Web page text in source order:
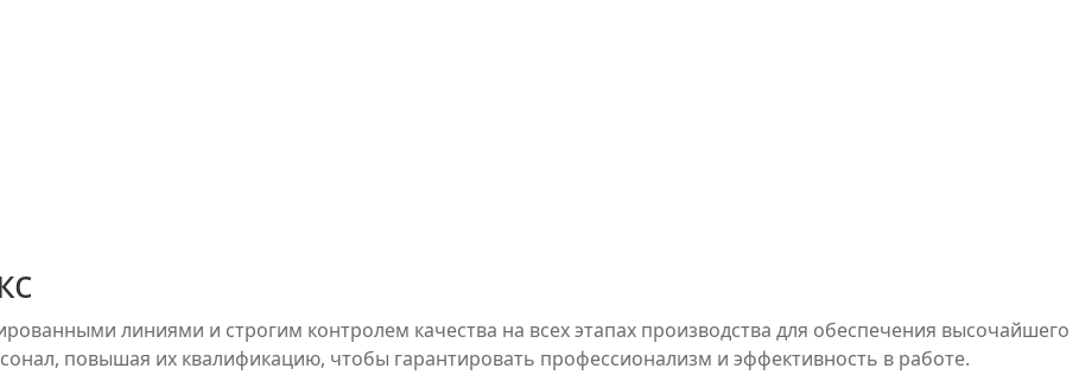
линиями и строгим контролем качества на всех этапах производства для обеспечения высочайшего
повышая их квалификацию, чтобы гарантировать профессионализм и эффективность в работе.